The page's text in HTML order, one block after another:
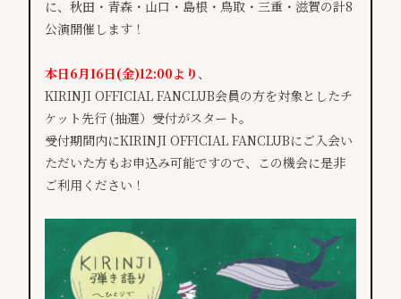
に、秋田・青森・山口・島根・鳥取・三重・滋賀の計8
公演開催します！
本日6月16日(金)12:00より、
KIRINJI OFFICIAL FANCLUB会員の方を対象としたチ
ケット先行 (抽選）受付がスタート。
受付期間内にKIRINJI OFFICIAL FANCLUBにご入会い
ただいた方もお申込み可能ですので、この機会に是非
ご利用ください！